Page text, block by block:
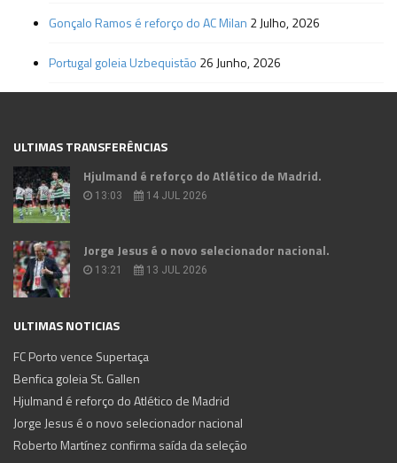
Gonçalo Ramos é reforço do AC Milan 2 Julho, 2026
Portugal goleia Uzbequistão 26 Junho, 2026
ULTIMAS TRANSFERÊNCIAS
Hjulmand é reforço do Atlético de Madrid.
13:03 14 JUL 2026
Jorge Jesus é o novo selecionador nacional.
13:21 13 JUL 2026
ULTIMAS NOTICIAS
FC Porto vence Supertaça
Benfica goleia St. Gallen
Hjulmand é reforço do Atlético de Madrid
Jorge Jesus é o novo selecionador nacional
Roberto Martínez confirma saída da seleção